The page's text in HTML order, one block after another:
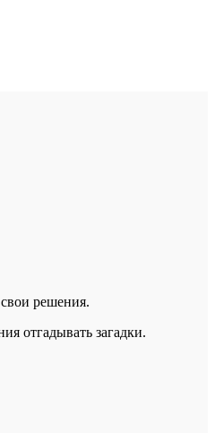
решения.
отгадывать загадки.